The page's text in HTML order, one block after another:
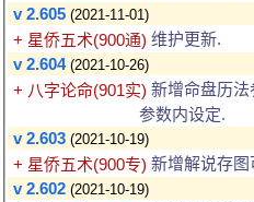
v 2.605 (2021-11-01)
+ 星侨五术(900通) 维护更新.
v 2.604 (2021-10-26)
+ 八字论命(901实) 新增命盘历法
参数内设定.
v 2.603 (2021-10-19)
+ 星侨五术(900专) 新增解说存
v 2.602 (2021-10-19)